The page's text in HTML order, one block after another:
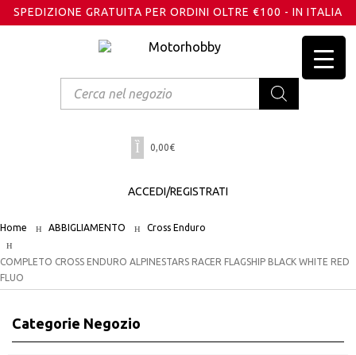
SPEDIZIONE GRATUITA PER ORDINI OLTRE €100 - IN ITALIA
search
0,00€
ACCEDI/REGISTRATI
Home ABBIGLIAMENTO Cross Enduro
COMPLETO CROSS ENDURO ALPINESTARS RACER FLAGSHIP BLACK WHITE RED
FLUO
Categorie Negozio